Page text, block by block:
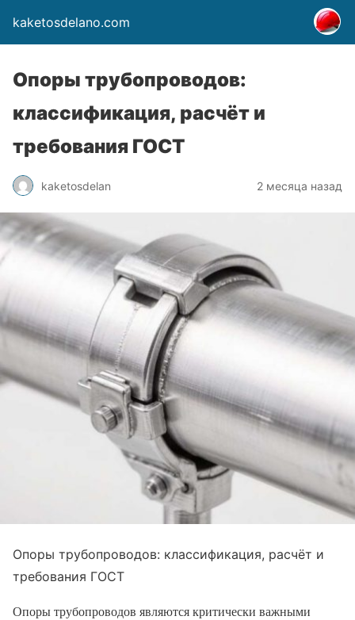
kaketosdelano.com
Опоры трубопроводов:
классификация, расчёт и
требования ГОСТ
kaketosdelan 2 месяца назад
Опоры трубопроводов: классификация, расчёт и
требования ГОСТ
Опоры трубопроводов являются критически важными